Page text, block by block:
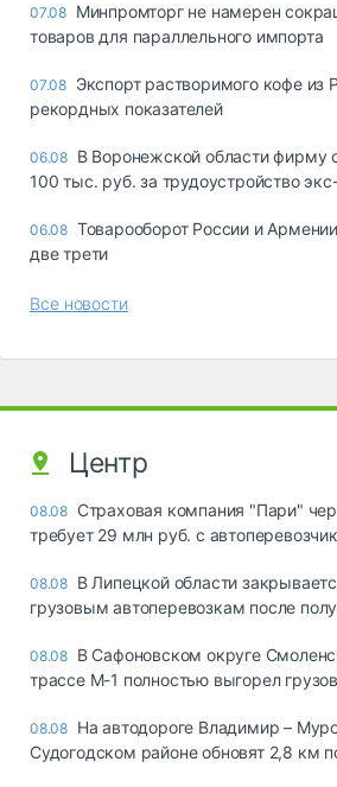
07.08 Минпромторг не намерен
товаров для параллельного импорта
07.08 Экспорт растворимого кофе из
рекордных показателей
06.08 В Воронежской области фирму
100 тыс. руб. за трудоустройство
06.08 Товарооборот России и
две трети
Все новости
Центр
08.08 Страховая компания "Пари"
требует 29 млн руб. с
08.08 В Липецкой области
грузовым автоперевозкам после
08.08 В Сафоновском округе
трассе М-1 полностью выгорел
08.08 На автодороге Владимир –
Судогодском районе обновят 2,8 км